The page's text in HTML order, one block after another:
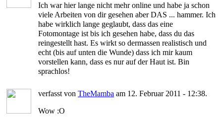
Ich war hier lange nicht mehr online und habe ja schon
viele Arbeiten von dir gesehen aber DAS ... hammer. Ich
habe wirklich lange geglaubt, dass das eine
Fotomontage ist bis ich gesehen habe, dass du das
reingestellt hast. Es wirkt so dermassen realistisch und
echt (bis auf unten die Wunde) dass ich mir kaum
vorstellen kann, dass es nur auf der Haut ist. Bin
sprachlos!
verfasst von TheMamba am 12. Februar 2011 - 12:38.
Wow :O